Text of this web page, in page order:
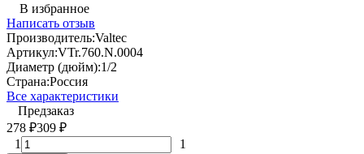
В избранное
Написать отзыв
Производитель:Valtec
Артикул:VTr.760.N.0004
Диаметр (дюйм):1/2
Страна:Россия
Все характеристики
Предзаказ
278 ₽309 ₽
1 1